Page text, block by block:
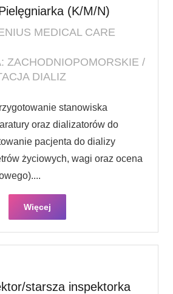
(K/M/N)
MEDICAL CARE
ZACHODNIOPOMORSKIE /
DIALIZ
stanowiska
oraz dializatorów do
pacjenta do dializy
życiowych, wagi oraz ocena
Więcej
starsza inspektorka